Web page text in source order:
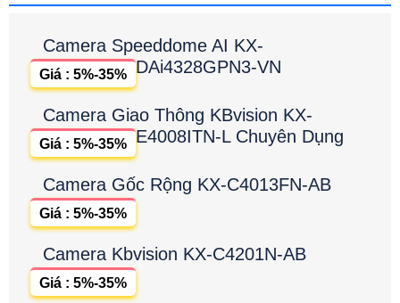
Camera Speeddome AI KX-
DAi4328GPN3-VN
Giá : 5%-35%
Camera Giao Thông KBvision KX-
E4008ITN-L Chuyên Dụng
Giá : 5%-35%
Camera Gốc Rộng KX-C4013FN-AB
Giá : 5%-35%
Camera Kbvision KX-C4201N-AB
Giá : 5%-35%